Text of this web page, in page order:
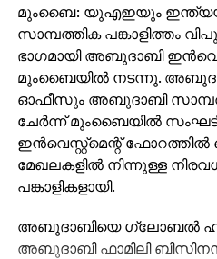
മുംബൈ: യുഎഇയും
സാമ്പത്തിക പങ്കാളിത്തം
ഭാഗമായി അബുദാബി
മുംബൈയില്‍ നടന്നു.
ഓഫീസും അബുദാബി
ചേര്‍ന്ന് മുംബൈയില്‍
ഇന്‍വെസ്റ്റ്‌മെന്റ്
മേഖലകളില്‍ നിന്നുള്ള
പങ്കാളികളായി.
അബുദാബിയെ ഗ്ലോബല്‍
അബുദാബി ഫാമിലി